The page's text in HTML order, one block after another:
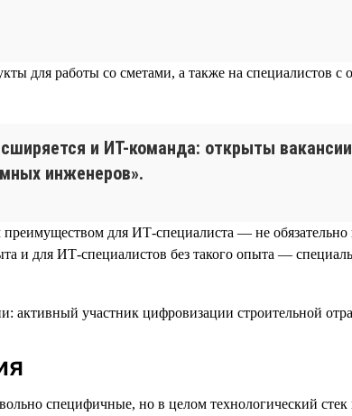
для работы со сметами, а также на специалистов с
и ИТ-команда: открыты
инженеров».
для ИТ-специалиста — не обязательно
и для ИТ-специалистов без такого опыта —
специфичные, но в целом технологический